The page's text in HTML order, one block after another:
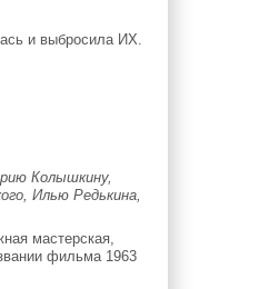
и выбросила ИХ.
Колышкину,
Илью Редькина,
мастерская,
фильма 1963